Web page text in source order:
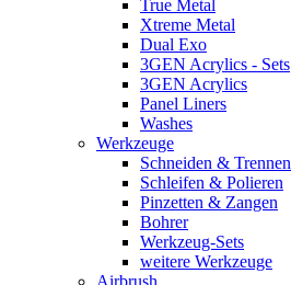
True Metal
Xtreme Metal
Dual Exo
3GEN Acrylics - Sets
3GEN Acrylics
Panel Liners
Washes
Werkzeuge
Schneiden & Trennen
Schleifen & Polieren
Pinzetten & Zangen
Bohrer
Werkzeug-Sets
weitere Werkzeuge
Airbrush